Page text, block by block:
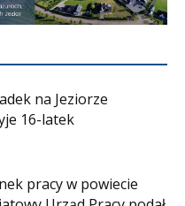
na Jeziorze
16-latek
pracy w powiecie